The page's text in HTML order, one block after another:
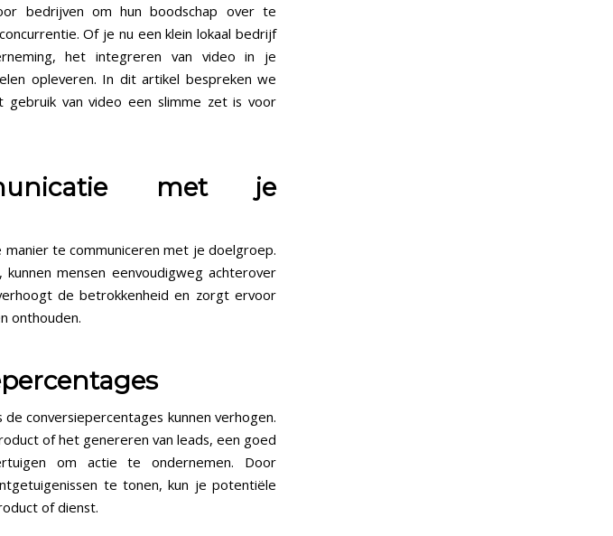
bedrijven om hun boodschap over te
Of je nu een klein lokaal bedrijf
het integreren van video in je
opleveren. In dit artikel bespreken we
gebruik van video een slimme zet is voor
met je
te communiceren met je doelgroep.
mensen eenvoudigweg achterover
de betrokkenheid en zorgt ervoor
onthouden.
conversiepercentages kunnen verhogen.
of het genereren van leads, een goed
om actie te ondernemen. Door
te tonen, kun je potentiële
of dienst.